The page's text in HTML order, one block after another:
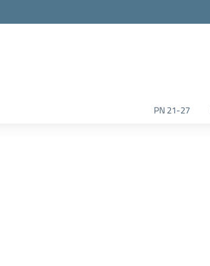
PN 21-27